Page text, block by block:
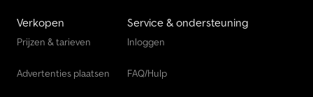
Verkopen
Prijzen & tarieven
Advertenties plaatsen
Service & ondersteuning
Inloggen
FAQ/Hulp